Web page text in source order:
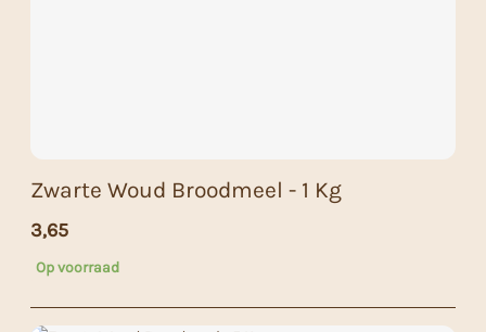
Zwarte Woud Broodmeel - 1 Kg
3,65
Op voorraad